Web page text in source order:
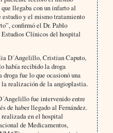
llegaba con un infarto al
estudio y el mismo tratamiento
confirmó el Dr. Pablo
Clínicos del hospital
D´Angelillo, Cristian Caputo,
había recibido la droga
fue lo que ocasionó una
realización de la angioplastia.
fue intervenido entre
de haber llegado al Fernández.
realizada en el hospital
de Medicamentos,